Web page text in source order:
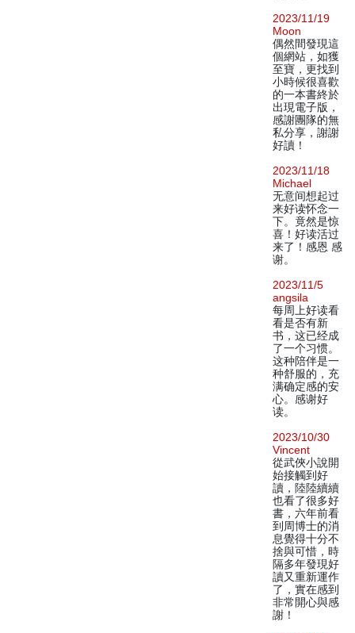
2023/11/19
Moon
偶然間發現這
個網站，如獲
至寶，更找到
小時候很喜歡
的一本書終於
出現電子版，
感謝團隊的無
私分享，謝謝
好讀！
2023/11/18
Michael
无意间想起过
来好读怀念一
下。竟然是惊
喜！好读活过
来了！感恩 感
谢。
2023/11/5
angsila
每周上好读看
看是否有新
书，这已经成
了一个习惯。
这种陪伴是一
种舒服的，充
满确定感的安
心。感谢好
读。
2023/10/30
Vincent
從武俠小說開
始接觸到好
讀，陸陸續續
也看了很多好
書，六年前看
到周博士的消
息覺得十分不
捨與可惜，時
隔多年發現好
讀又重新運作
了，實在感到
非常開心與感
謝！